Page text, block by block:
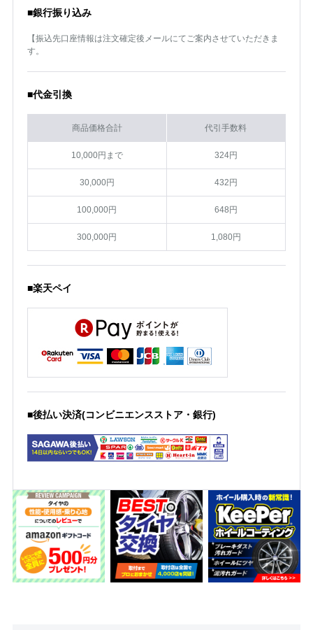
■銀行振り込み
【振込先口座情報は注文確定後メールにてご案内させていただきま
す。
■代金引換
商品価格合計 代引手数料
10,000円まで 324円
30,000円 432円
100,000円 648円
300,000円 1,080円
■楽天ペイ
■後払い決済(コンビニエンスストア・銀行)